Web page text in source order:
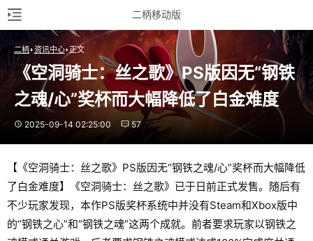
二柄移动版
二柄 资讯中心 正文
《空洞骑士：丝之歌》PS版因无“钢铁
之魂/心”奖杯而大幅降低了白金难度
2025-09-14 02:25:00 57
【《空洞骑士：丝之歌》PS版因无“钢铁之魂/心”奖杯而大幅降低
了白金难度】《空洞骑士：丝之歌》已于日前正式发售。随后有
不少玩家发现，本作PS版奖杯系统中并没有Steam和Xbox版中
的“钢铁之心”和“钢铁之魂”这两个成就。前者要求玩家以钢铁之